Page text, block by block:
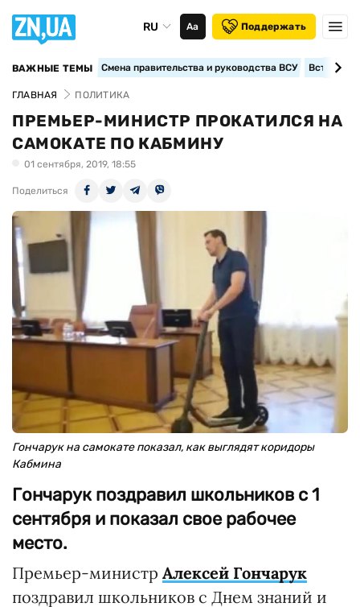
RU Аа Поддержать
ВАЖНЫЕ ТЕМЫ Смена правительства и руководства ВСУ
ГЛАВНАЯ ПОЛИТИКА
ПРЕМЬЕР-МИНИСТР ПРОКАТИЛСЯ НА
САМОКАТЕ ПО КАБМИНУ
01 сентября, 2019, 18:55
Поделиться
Гончарук на самокате показал, как выглядят коридоры
Кабмина
Гончарук поздравил школьников с 1
сентября и показал свое рабочее
место.
Премьер-министр Алексей Гончарук
поздравил школьников с Днем знаний и